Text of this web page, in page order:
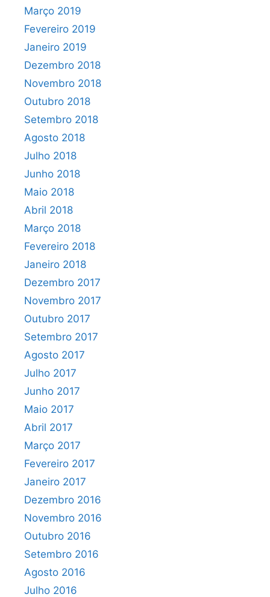
Março 2019
Fevereiro 2019
Janeiro 2019
Dezembro 2018
Novembro 2018
Outubro 2018
Setembro 2018
Agosto 2018
Julho 2018
Junho 2018
Maio 2018
Abril 2018
Março 2018
Fevereiro 2018
Janeiro 2018
Dezembro 2017
Novembro 2017
Outubro 2017
Setembro 2017
Agosto 2017
Julho 2017
Junho 2017
Maio 2017
Abril 2017
Março 2017
Fevereiro 2017
Janeiro 2017
Dezembro 2016
Novembro 2016
Outubro 2016
Setembro 2016
Agosto 2016
Julho 2016